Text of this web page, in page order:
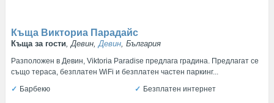
Къща Викториа Парадайс
Къща за гости , Девин, Девин, България
Разположен в Девин, Viktoria Paradise предлага градина. Предлагат се
също тераса, безплатен WiFi и безплатен частен паркинг...
Барбекю
Безплатен интернет